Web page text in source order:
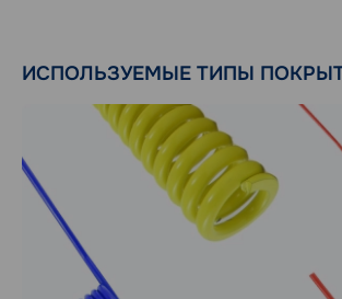
ИСПОЛЬЗУЕМЫЕ ТИПЫ